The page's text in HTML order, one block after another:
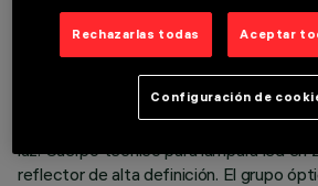
para instalación en raíl de baja tensión
de material termoplástico con circuito
tecnología PWM (Pulse With
integrada PWM permite regular la
creando un efecto de luz regulada sin
luz. Cuerpo técnico para lámpara led en
reflector de alta definición. El grupo
Rechazarlas todas Aceptar
Configuración de